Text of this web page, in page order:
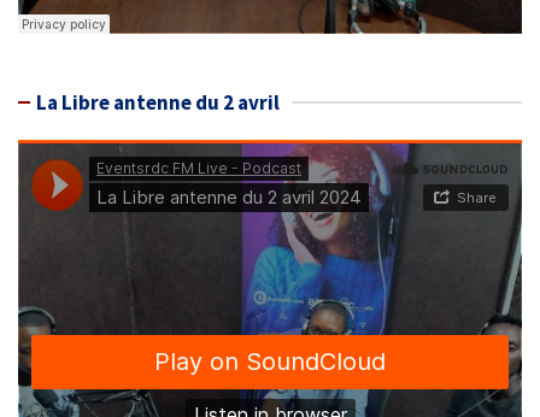
La Libre antenne du 2 avril